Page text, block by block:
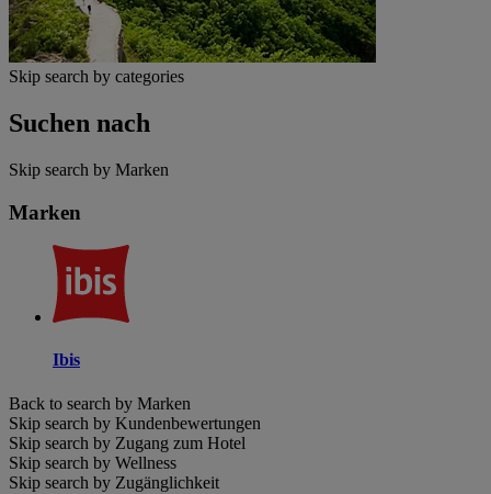
Skip search by categories
Suchen nach
Skip search by Marken
Marken
Ibis
Back to search by Marken
Skip search by Kundenbewertungen
Skip search by Zugang zum Hotel
Skip search by Wellness
Skip search by Zugänglichkeit